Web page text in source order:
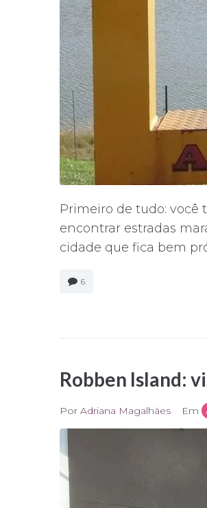
Primeiro de tudo: você
encontrar estradas
cidade que fica bem
6
Robben Island:
Por Adriana Magalhães Em